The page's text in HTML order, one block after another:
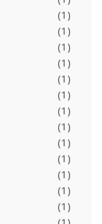
(1)
(1)
(1)
(1)
(1)
(1)
(1)
(1)
(1)
(1)
(1)
(1)
(1)